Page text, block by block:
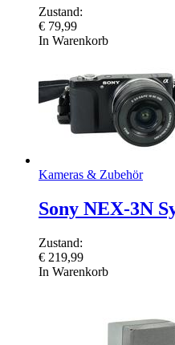
Zustand:
€ 79,99
In Warenkorb
Kameras & Zubehör
Sony NEX-3N
Zustand:
€ 219,99
In Warenkorb